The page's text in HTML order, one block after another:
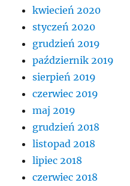
kwiecień 2020
styczeń 2020
grudzień 2019
październik 2019
sierpień 2019
czerwiec 2019
maj 2019
grudzień 2018
listopad 2018
lipiec 2018
czerwiec 2018